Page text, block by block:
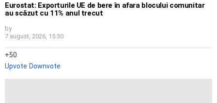
Eurostat: Exporturile UE de bere în afara blocului comunitar
au scăzut cu 11% anul trecut
by
7 august, 2026, 15:30
50
Upvote Downvote